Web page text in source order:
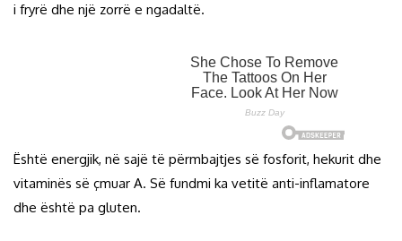
i fryrë dhe një zorrë e ngadaltë.
Është energjik, në sajë të përmbajtjes së fosforit, hekurit dhe
vitaminës së çmuar A. Së fundmi ka vetitë anti-inflamatore
dhe është pa gluten.